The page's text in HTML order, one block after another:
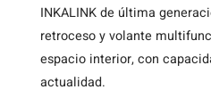
INKALINK de última
retroceso y volante
espacio interior, con
actualidad.